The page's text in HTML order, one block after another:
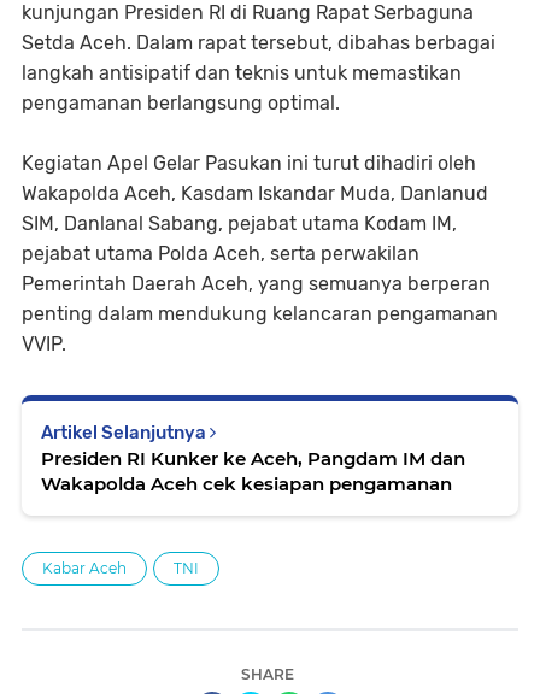
kunjungan Presiden RI di Ruang Rapat Serbaguna
Setda Aceh. Dalam rapat tersebut, dibahas berbagai
langkah antisipatif dan teknis untuk memastikan
pengamanan berlangsung optimal.
Kegiatan Apel Gelar Pasukan ini turut dihadiri oleh
Wakapolda Aceh, Kasdam Iskandar Muda, Danlanud
SIM, Danlanal Sabang, pejabat utama Kodam IM,
pejabat utama Polda Aceh, serta perwakilan
Pemerintah Daerah Aceh, yang semuanya berperan
penting dalam mendukung kelancaran pengamanan
VVIP.
Artikel Selanjutnya
Presiden RI Kunker ke Aceh, Pangdam IM dan
Wakapolda Aceh cek kesiapan pengamanan
Kabar Aceh TNI
SHARE